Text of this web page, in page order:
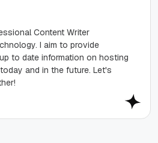
Content Writer
I aim to provide
to date information on hosting
and in the future. Let's